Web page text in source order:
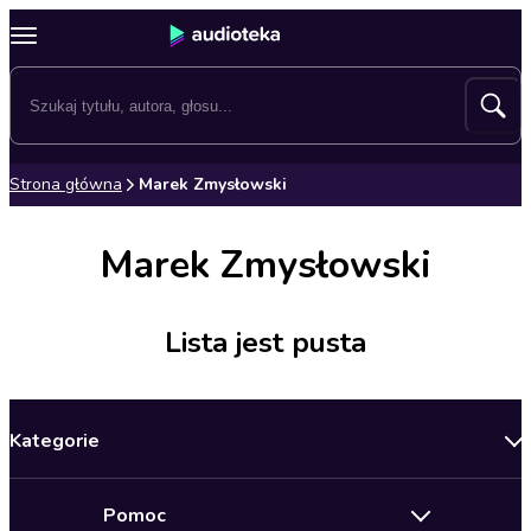
Strona główna Marek Zmysłowski
Marek Zmysłowski
Lista jest pusta
Kategorie
Pomoc